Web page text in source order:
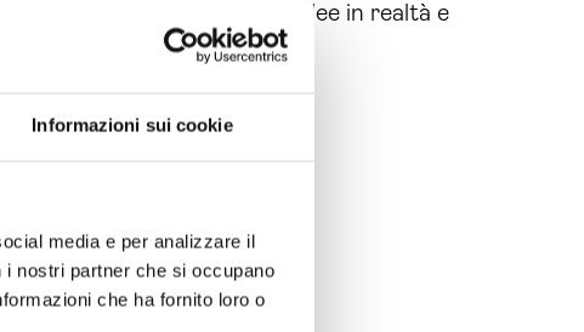
Informazioni sui cookie
media e per analizzare il
nostri partner che si occupano
che ha fornito loro o
possiamo trasformare le tue idee in realtà e